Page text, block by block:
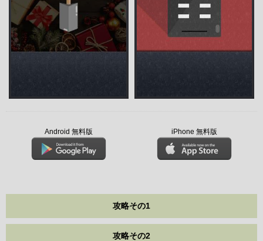
Android 無料版 iPhone 無料版
攻略その1
攻略その2